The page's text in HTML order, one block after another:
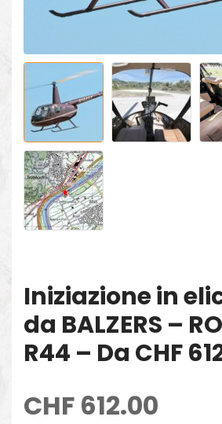
Iniziazione in
da BALZERS –
R44 – Da CHF
CHF 612.00